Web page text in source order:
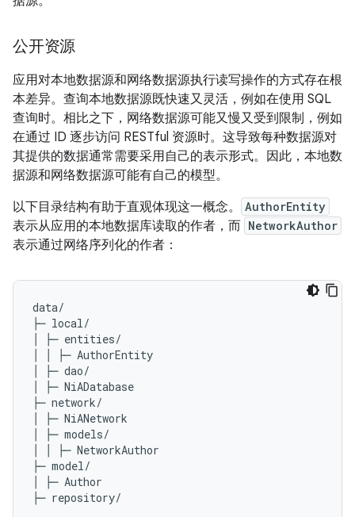
公开资源
应用对本地数据源和网络数据源执行读写操作的方式存在根
本差异。查询本地数据源既快速又灵活，例如在使用 SQL
查询时。相比之下，网络数据源可能又慢又受到限制，例如
在通过 ID 逐步访问 RESTful 资源时。这导致每种数据源对
其提供的数据通常需要采用自己的表示形式。因此，本地数
据源和网络数据源可能有自己的模型。
以下目录结构有助于直观体现这一概念。
AuthorEntity
表示从应用的本地数据库读取的作者，而 NetworkAuthor
表示通过网络序列化的作者：
data/
├─ local/
│ ├─ entities/
│ │ ├─ AuthorEntity
│ ├─ dao/
│ ├─ NiADatabase
├─ network/
│ ├─ NiANetwork
│ ├─ models/
│ │ ├─ NetworkAuthor
├─ model/
│ ├─ Author